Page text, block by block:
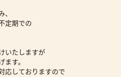
定期での
いたしますが
す。
応しておりますので